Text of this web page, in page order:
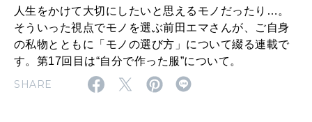
MAGAZINE
2026年9月号「北海道 おいしく遊ぶ、夏のご褒美旅。」
達
に
教
え
人生をかけて大切にしたいと思えるモノだったり…。
そういった視点でモノを選ぶ前田エマさんが、ご自身
の私物とともに「モノの選び方」について綴る連載で
す。第17回目は“自分で作った服”について。
SHARE